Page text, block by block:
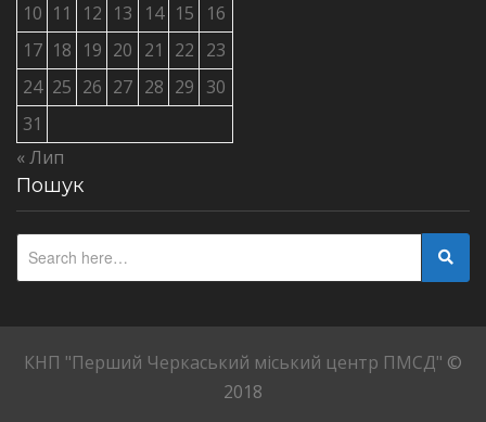
10 11 12 13 14 15
16
17 18 19 20 21 22 23
24 25 26 27 28 29 30
31
« Лип
Пошук
КНП "Перший Черкаський міський центр ПМСД" ©
2018